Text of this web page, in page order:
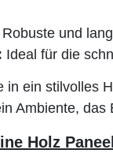
Robuste und
Ideal für die
in ein stilvolles
Ambiente, das
Holz